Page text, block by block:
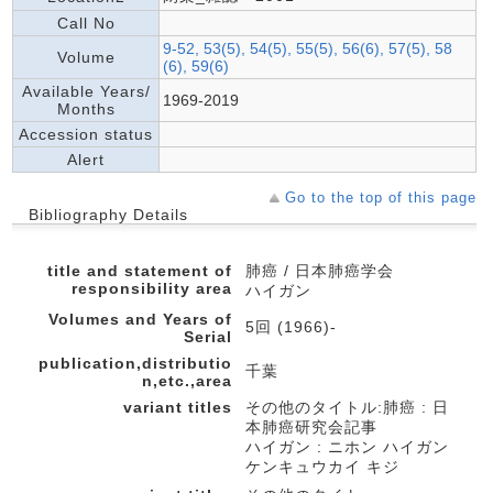
Call No
Volume
9-52, 53(5), 54(5), 55(5), 56(6), 57(5), 58
(6), 59(6)
Available Years/
Months
1969-2019
Accession status
Alert
Go to the top of this page
Bibliography Details
title and statement of
responsibility area
肺癌 / 日本肺癌学会
ハイガン
Volumes and Years of
Serial
5回 (1966)-
publication,distributio
n,etc.,area
千葉
variant titles
その他のタイトル:肺癌 : 日
本肺癌研究会記事
ハイガン : ニホン ハイガン
ケンキュウカイ キジ